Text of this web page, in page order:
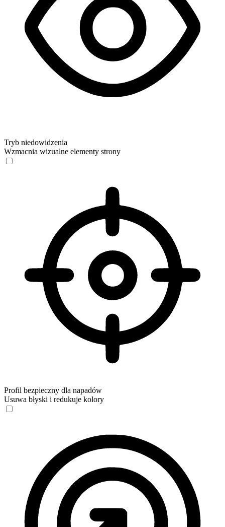
Tryb niedowidzenia
Wzmacnia wizualne elementy strony
Profil bezpieczny dla napadów
Usuwa błyski i redukuje kolory